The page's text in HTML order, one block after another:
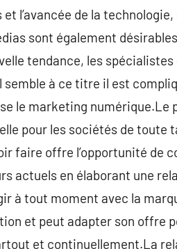
l’avancée de la
sont également
tendance, les
semble à ce titre il est
le marketing
pour les sociétés de
faire offre l’opportunité de
actuels en élaborant une
à tout moment avec la
et peut adapter son offre
et continuellement.La